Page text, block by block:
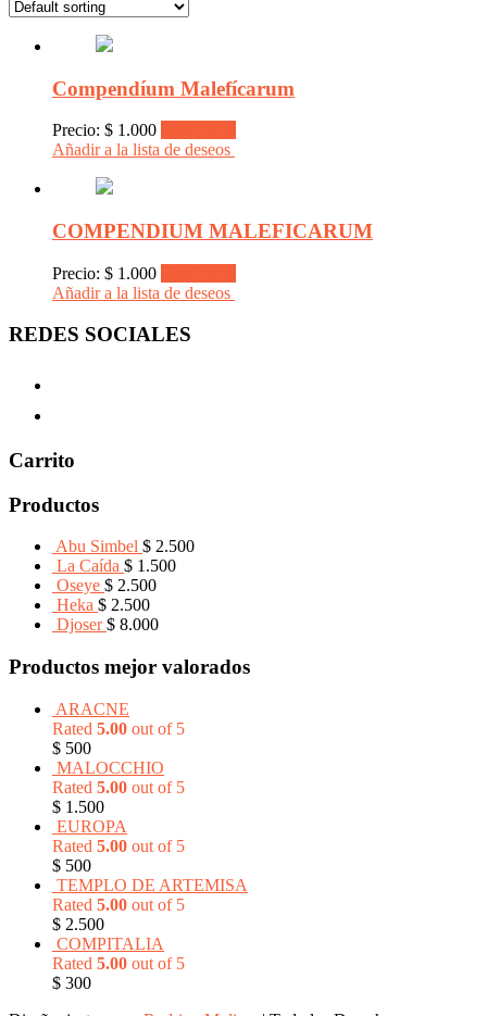
Compendíum Malefícarum
Precio: $ 1.000
Añadir a la lista de deseos
COMPENDIUM MALEFICARUM
Precio: $ 1.000
Añadir a la lista de deseos
REDES SOCIALES
Carrito
Productos
Abu Simbel $ 2.500
La Caída $ 1.500
Oseye $ 2.500
Heka $ 2.500
Djoser $ 8.000
Productos mejor valorados
ARACNE
Rated 5.00 out of 5
$ 500
MALOCCHIO
Rated 5.00 out of 5
$ 1.500
EUROPA
Rated 5.00 out of 5
$ 500
TEMPLO DE ARTEMISA
Rated 5.00 out of 5
$ 2.500
COMPITALIA
Rated 5.00 out of 5
$ 300